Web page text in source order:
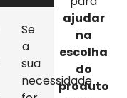
Se
a
sua
necessidade
ajudar
na
escolha
do
produto